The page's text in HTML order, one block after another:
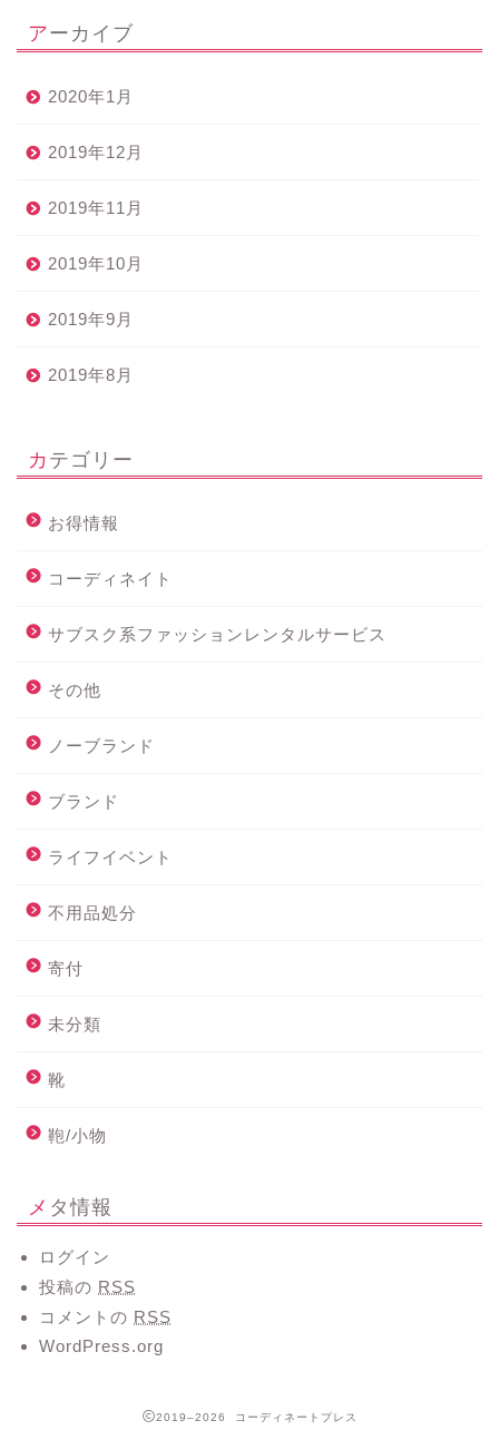
アーカイブ
2020年1月
2019年12月
2019年11月
2019年10月
2019年9月
2019年8月
カテゴリー
お得情報
コーディネイト
サブスク系ファッションレンタルサービス
その他
ノーブランド
ブランド
ライフイベント
不用品処分
寄付
未分類
靴
鞄/小物
メタ情報
ログイン
投稿の RSS
コメントの RSS
WordPress.org
2019–2026 コーディネートプレス